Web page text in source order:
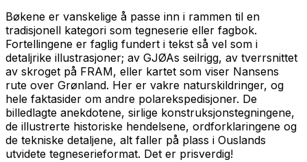
Bøkene er vanskelige å passe inn i rammen til en
tradisjonell kategori som tegneserie eller fagbok.
Fortellingene er faglig fundert i tekst så vel som i
detaljrike illustrasjoner; av GJØAs seilrigg, av tverrsnittet
av skroget på FRAM, eller kartet som viser Nansens
rute over Grønland. Her er vakre naturskildringer, og
hele faktasider om andre polarekspedisjoner. De
billedlagte anekdotene, sirlige konstruksjonstegningene,
de illustrerte historiske hendelsene, ordforklaringene og
de tekniske detaljene, alt faller på plass i Ouslands
utvidete tegneserieformat. Det er prisverdig!